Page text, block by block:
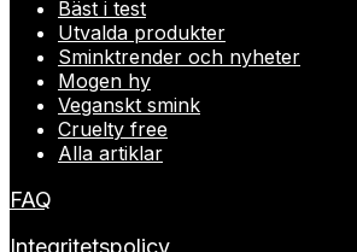
280 kr.
Bäst i test
Utvalda produkter
Sminktrender och nyheter
Mogen hy
Veganskt smink
Cruelty free
Alla artiklar
FAQ
Integritetspolicy